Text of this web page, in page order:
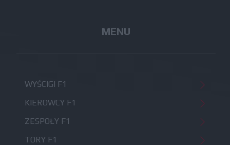
MENU
WYŚCIGI F1
KIEROWCY F1
ZESPOŁY F1
TORY F1